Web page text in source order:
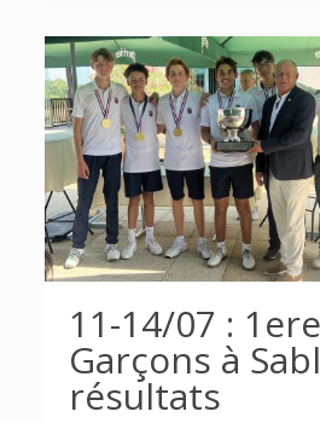
11-14/07 :
Garçons à
résultats